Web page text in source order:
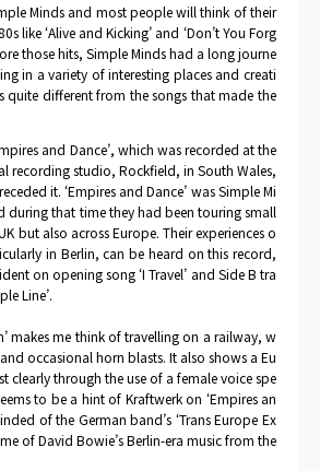
Minds and most people will think of their
like ‘Alive and Kicking’ and ‘Don’t You Forg
those hits, Simple Minds had a long journe
in a variety of interesting places and creati
quite different from the songs that made the
and Dance’, which was recorded at the
recording studio, Rockfield, in South Wales,
it. ‘Empires and Dance’ was Simple Mi
during that time they had been touring small
but also across Europe. Their experiences o
in Berlin, can be heard on this record,
on opening song ‘I Travel’ and Side B tra
Line’.
makes me think of travelling on a railway, w
occasional horn blasts. It also shows a Eu
clearly through the use of a female voice spe
to be a hint of Kraftwerk on ‘Empires an
of the German band’s ‘Trans Europe Ex
of David Bowie’s Berlin-era music from the